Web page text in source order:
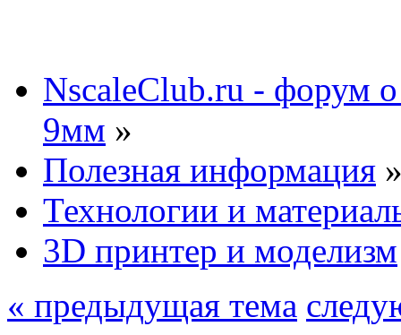
NscaleClub.ru - форум
9мм »
Полезная информация
Технологии и
3D принтер и моделизм
« предыдущая тема